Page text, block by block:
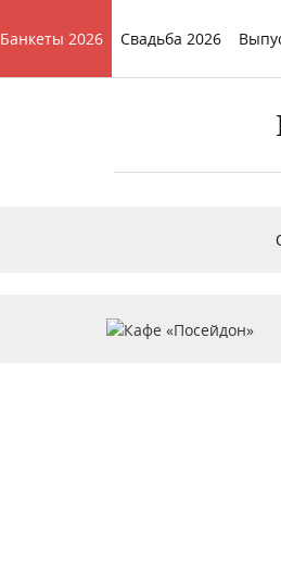
Банкеты 2026 Свадьба 2026